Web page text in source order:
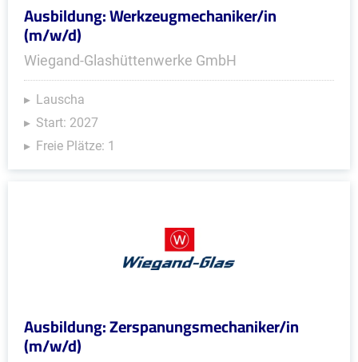
Ausbildung: Werkzeugmechaniker/in
(m/w/d)
Wiegand-Glashüttenwerke GmbH
Lauscha
Start: 2027
Freie Plätze: 1
Ausbildung: Zerspanungsmechaniker/in
(m/w/d)